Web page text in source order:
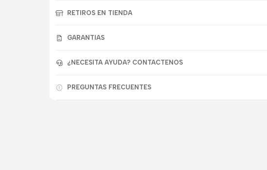
RETIROS EN TIENDA
GARANTIAS
¿NECESITA AYUDA? CONTACTENOS
PREGUNTAS FRECUENTES